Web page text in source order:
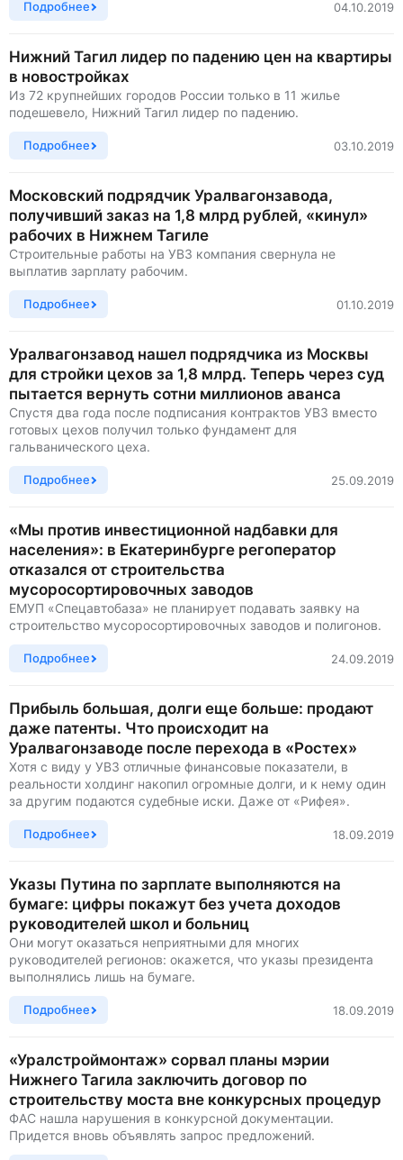
Подробнее 04.10.2019
Нижний Тагил лидер по падению цен на квартиры
в новостройках
Из 72 крупнейших городов России только в 11 жилье
подешевело, Нижний Тагил лидер по падению.
Подробнее 03.10.2019
Московский подрядчик Уралвагонзавода,
получивший заказ на 1,8 млрд рублей, «кинул»
рабочих в Нижнем Тагиле
Строительные работы на УВЗ компания свернула не
выплатив зарплату рабочим.
Подробнее 01.10.2019
Уралвагонзавод нашел подрядчика из Москвы
для стройки цехов за 1,8 млрд. Теперь через суд
пытается вернуть сотни миллионов аванса
Спустя два года после подписания контрактов УВЗ вместо
готовых цехов получил только фундамент для
гальванического цеха.
Подробнее 25.09.2019
«Мы против инвестиционной надбавки для
населения»: в Екатеринбурге регоператор
отказался от строительства
мусоросортировочных заводов
ЕМУП «Спецавтобаза» не планирует подавать заявку на
строительство мусоросортировочных заводов и полигонов.
Подробнее 24.09.2019
Прибыль большая, долги еще больше: продают
даже патенты. Что происходит на
Уралвагонзаводе после перехода в «Ростех»
Хотя с виду у УВЗ отличные финансовые показатели, в
реальности холдинг накопил огромные долги, и к нему один
за другим подаются судебные иски. Даже от «Рифея».
Подробнее 18.09.2019
Указы Путина по зарплате выполняются на
бумаге: цифры покажут без учета доходов
руководителей школ и больниц
Они могут оказаться неприятными для многих
руководителей регионов: окажется, что указы президента
выполнялись лишь на бумаге.
Подробнее 18.09.2019
«Уралстроймонтаж» сорвал планы мэрии
Нижнего Тагила заключить договор по
строительству моста вне конкурсных процедур
ФАС нашла нарушения в конкурсной документации.
Придется вновь объявлять запрос предложений.